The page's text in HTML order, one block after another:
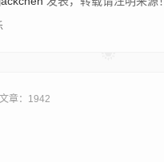
文章：1942